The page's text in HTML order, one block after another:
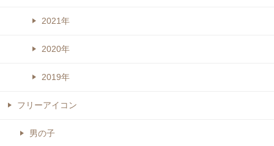
2021年
2020年
2019年
フリーアイコン
男の子